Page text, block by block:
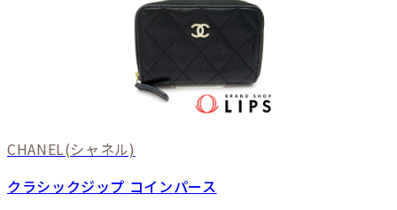
CHANEL(シャネル)
クラシックジップ コインパース